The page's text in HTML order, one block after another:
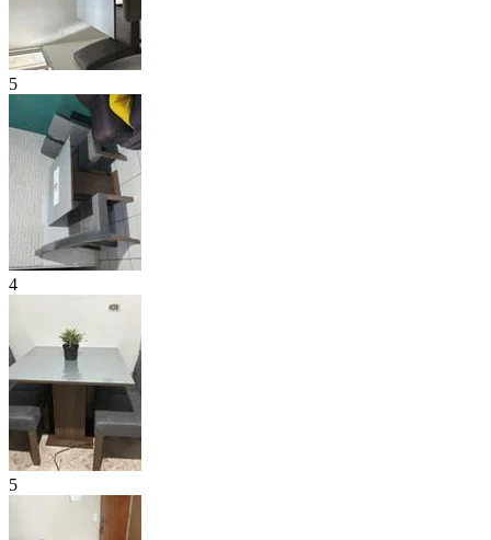
5
4
5